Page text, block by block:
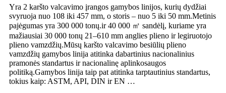
Yra 2 karšto valcavimo įrangos gamybos linijos, kurių dydžiai
svyruoja nuo 108 iki 457 mm, o storis – nuo ​​5 iki 50 mm.Metinis
pajėgumas yra 300 000 tonų.ir 40 000 ㎡ sandėlį, kuriame yra
mažiausiai 30 000 tonų 21–610 mm anglies plieno ir legiruotojo
plieno vamzdžių.Mūsų karšto valcavimo besiūlių plieno
vamzdžių gamybos linija atitinka dabartinius nacionalinius
pramonės standartus ir nacionalinę aplinkosaugos
politiką.Gamybos linija taip pat atitinka tarptautinius standartus,
tokius kaip: ASTM, API, DIN ir EN …